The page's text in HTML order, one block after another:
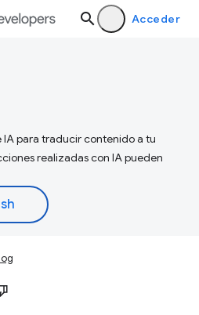
Acceder
para traducir contenido a tu
realizadas con IA pueden